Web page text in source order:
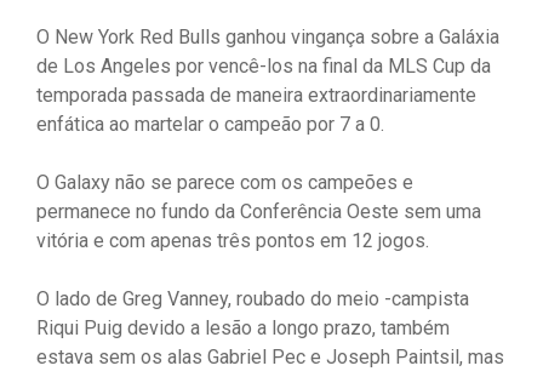
O New York Red Bulls ganhou vingança sobre a Galáxia
de Los Angeles por vencê-los na final da MLS Cup da
temporada passada de maneira extraordinariamente
enfática ao martelar o campeão por 7 a 0.
O Galaxy não se parece com os campeões e
permanece no fundo da Conferência Oeste sem uma
vitória e com apenas três pontos em 12 jogos.
O lado de Greg Vanney, roubado do meio -campista
Riqui Puig devido a lesão a longo prazo, também
estava sem os alas Gabriel Pec e Joseph Paintsil, mas